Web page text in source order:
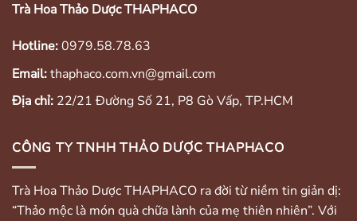
Trà Hoa Thảo Dược THAPHACO
Hotline:0979.58.78.63
Email:thaphaco.com.vn@gmail.com
Địa chỉ: 22/21 Đường Số 21, P8 Gò Vấp, TP.HCM
CÔNG TY TNHH THẢO DƯỢC THAPHACO
Trà Hoa Thảo Dược THAPHACO ra đời từ niềm tin giản dị:
“Thảo mộc là món quà chữa lành của mẹ thiên nhiên”. Với